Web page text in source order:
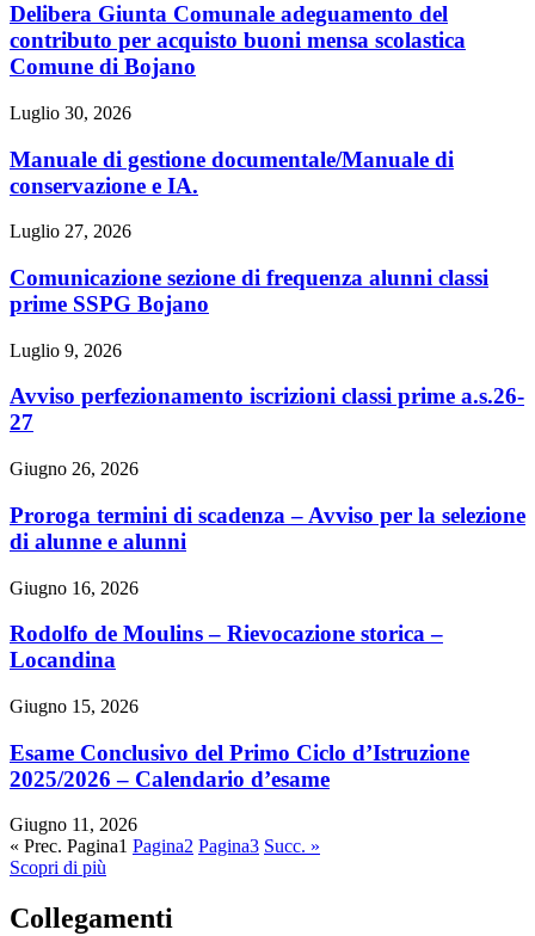
Delibera Giunta Comunale adeguamento del
contributo per acquisto buoni mensa scolastica
Comune di Bojano
Luglio 30, 2026
Manuale di gestione documentale/Manuale di
conservazione e IA.
Luglio 27, 2026
Comunicazione sezione di frequenza alunni classi
prime SSPG Bojano
Luglio 9, 2026
Avviso perfezionamento iscrizioni classi prime a.s.26-
27
Giugno 26, 2026
Proroga termini di scadenza – Avviso per la selezione
di alunne e alunni
Giugno 16, 2026
Rodolfo de Moulins – Rievocazione storica –
Locandina
Giugno 15, 2026
Esame Conclusivo del Primo Ciclo d’Istruzione
2025/2026 – Calendario d’esame
Giugno 11, 2026
« Prec. Pagina1 Pagina2 Pagina3 Succ. »
Scopri di più
Collegamenti